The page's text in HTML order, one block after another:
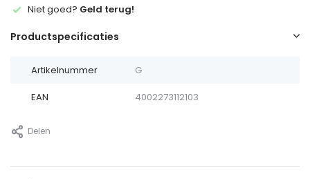
Niet goed? Geld terug!
Productspecificaties
Artikelnummer G
EAN 4002273112103
Delen